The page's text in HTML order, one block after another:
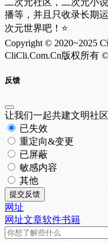
播等，并且只收录长期
次元世界吧！⭐
Copyright © 2020~2025
CliCli.Com.Cn版权所有 ©
反馈
让我们一起共建文明社
已失效
重定向&变更
已屏蔽
敏感内容
其他
提交反馈
网址
网址文章软件书籍